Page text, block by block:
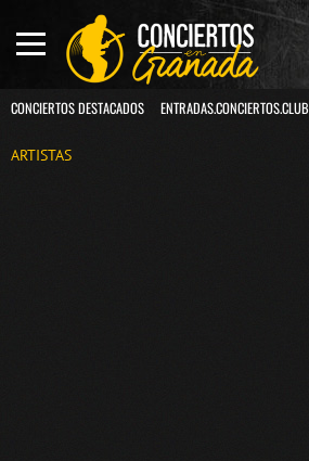
CONCIERTOS DESTACADOS ENTRADAS.CONCIERTOS.CLUB
ARTISTAS